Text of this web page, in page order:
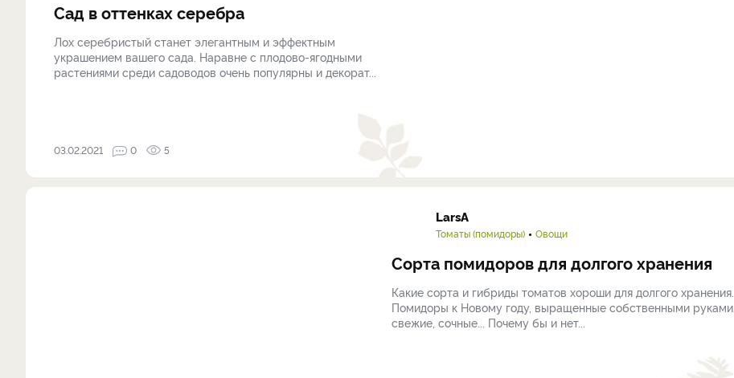
Сад в оттенках серебра
Лох серебристый станет элегантным и эффектным
украшением вашего сада. Наравне с плодово-ягодными
растениями среди садоводов очень популярны и декорат...
03.02.2021 0 5
LarsA
Томаты (помидоры) Овощи
Сорта помидоров для долгого хранения
Какие сорта и гибриды томатов хороши для долгого хранения.
Помидоры к Новому году, выращенные собственными руками,
свежие, сочные... Почему бы и нет...